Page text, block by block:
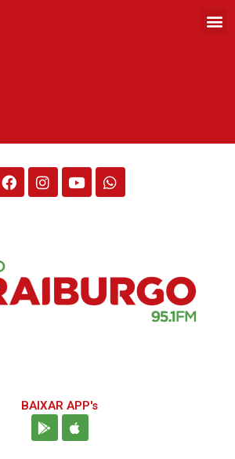
BAIXAR APP's